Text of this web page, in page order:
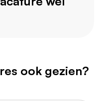
ook gezien?